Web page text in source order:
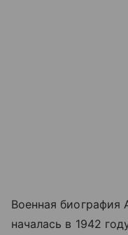
Военная биография
началась в 1942